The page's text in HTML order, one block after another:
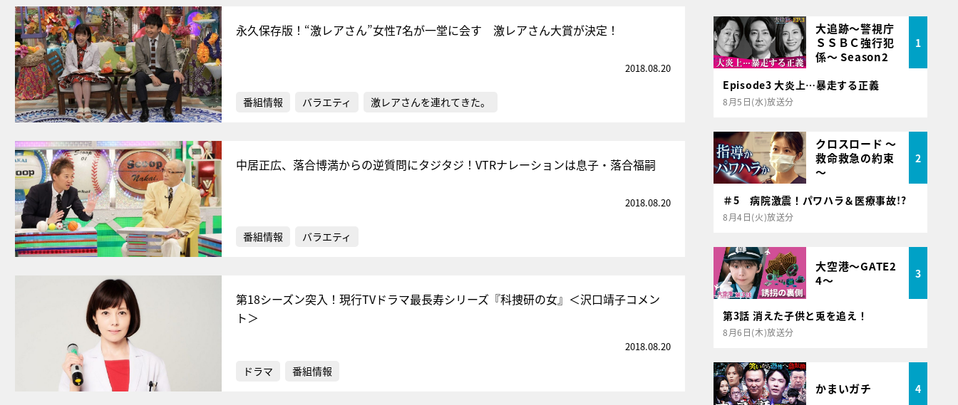
永久保存版！“激レアさん”女性7名が一堂に会す 激レアさん大賞が決定！
2018.08.20
番組情報 バラエティ 激レアさんを連れてきた。
中居正広、落合博満からの逆質問にタジタジ！VTRナレーションは息子・落合福嗣
2018.08.20
番組情報 バラエティ
第18シーズン突入！現行TVドラマ最長寿シリーズ『科捜研の女』＜沢口靖子コメン
ト＞
2018.08.20
ドラマ 番組情報
大追跡～警視庁
ＳＳＢＣ強行犯
係～ Season2
1
Episode3 大炎上…暴走する正義
8月5日(水)放送分
クロスロード ～
救命救急の約束
～
2
＃5 病院激震！パワハラ＆医療事故!?
8月4日(火)放送分
大空港～GATE2
4～
3
第3話 消えた子供と兎を追え！
8月6日(木)放送分
かまいガチ 4